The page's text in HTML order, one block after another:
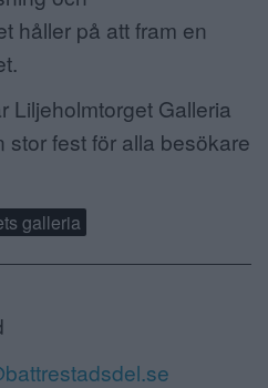
håller på att fram en
Liljeholmtorget Galleria
stor fest för alla besökare
galleria